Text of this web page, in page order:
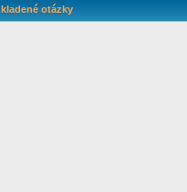
otázky